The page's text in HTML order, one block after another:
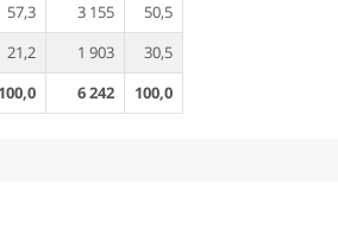
57,3 3 155
50,5
21,2 1 903
30,5
100,0 6 242
100,0